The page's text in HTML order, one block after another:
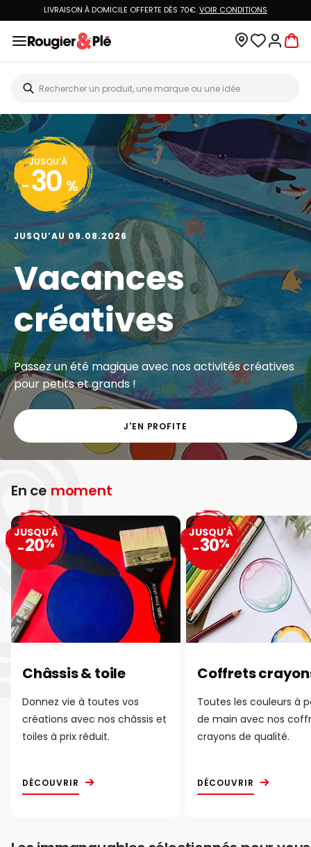
LIVRAISON À DOMICILE OFFERTE DÈS 70€.VOIR CONDITIONS
JUSQU'À
- 30 %
JUSQU’AU 09.08.2026
Vacances
créatives
Passez un été magique avec nos activités créatives
pour petits et grands !
J'EN PROFITE
En ce moment
Châssis & toile
Donnez vie à toutes vos
créations avec nos châssis et
toiles à prix réduit.
DÉCOUVRIR
JUSQU'À
-20%
Coffrets
Toutes les couleurs à
de main avec nos
crayons de qualité.
DÉCOUVRIR
JUSQU'À
-30%